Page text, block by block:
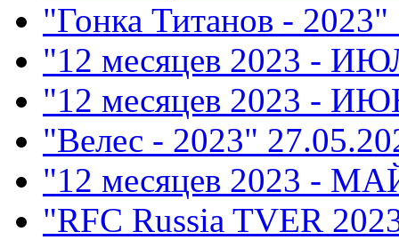
"Гонка Титанов - 2023"
"12 месяцев 2023 -
"12 месяцев 2023 -
"Велес - 2023"
"12 месяцев 2023 -
"RFC Russia TVER